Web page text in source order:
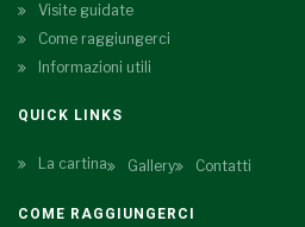
Visite guidate
Come raggiungerci
Informazioni utili
QUICK LINKS
La cartina Gallery Contatti
COME RAGGIUNGERCI